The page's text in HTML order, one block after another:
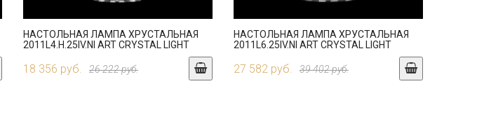
НАСТОЛЬНАЯ ЛАМПА ХРУСТАЛЬНАЯ
2011L4.H.25IV.NI ART CRYSTAL LIGHT
18 356 руб. 26 222 руб.
НАСТОЛЬНАЯ ЛАМПА ХРУСТАЛЬНАЯ
2011L6.25IV.NI ART CRYSTAL LIGHT
27 582 руб. 39 402 руб.